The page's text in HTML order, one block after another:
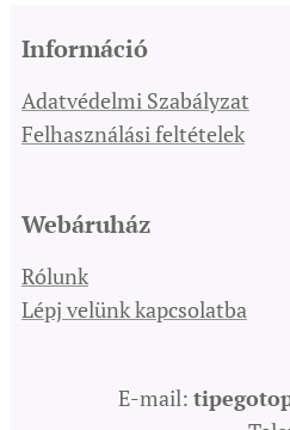
Információ
Adatvédelmi Szabályzat
Felhasználási feltételek
Webáruház
Rólunk
Lépj velünk kapcsolatba
E-mail: